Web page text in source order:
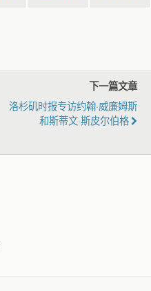
下一篇文章
洛杉矶时报专访约翰·威廉姆斯
和斯蒂文·斯皮尔伯格